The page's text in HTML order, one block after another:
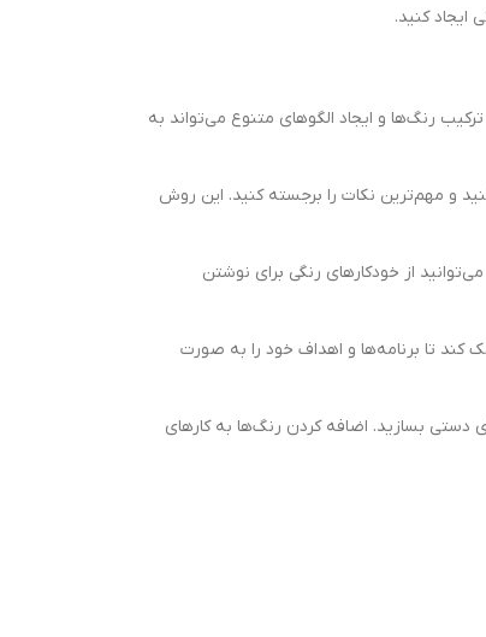
ایجاد کنید.
رنگ‌ها و ایجاد الگوهای متنوع می‌تواند به
و مهم‌ترین نکات را برجسته کنید. این روش
از خودکارهای رنگی برای نوشتن
کند تا برنامه‌ها و اهداف خود را به صورت
دستی بسازید. اضافه کردن رنگ‌ها به کارهای